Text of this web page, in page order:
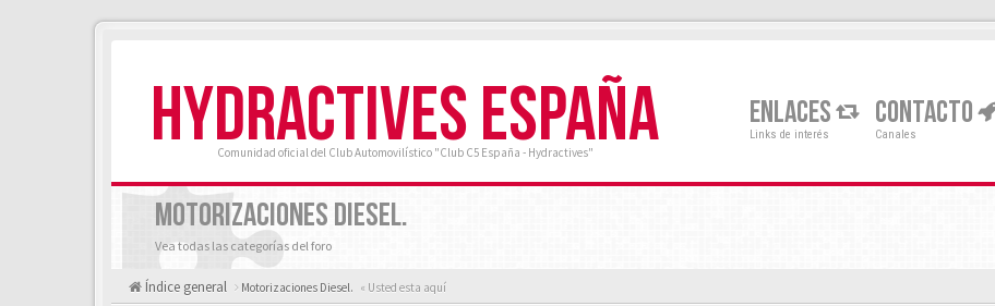
HYDRACTIVES ESPAÑA
Comunidad oficial del Club Automovilístico "Club C5 España - Hydractives"
ENLACES
Links de interés
CONTACTO
Canales
MOTORIZACIONES DIESEL.
Vea todas las categorías del foro
Índice general Motorizaciones Diesel. « Usted esta aquí